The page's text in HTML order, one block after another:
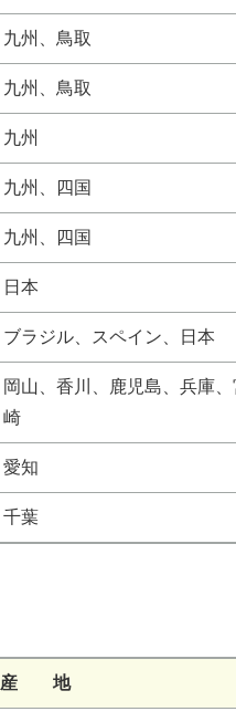
九州、鳥取
九州、鳥取
九州
九州、四国
九州、四国
日本
ブラジル、スペイン、日本
岡山、香川、鹿児島、兵庫、
崎
愛知
千葉
産 地